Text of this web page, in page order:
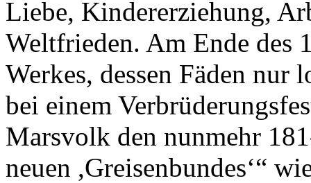
Liebe, Kindererziehung,
Weltfrieden. Am Ende des
Werkes, dessen Fäden
bei einem
Marsvolk den nunmehr
neuen ,Greisenbundes‘“